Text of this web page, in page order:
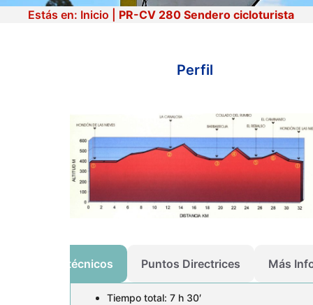
PR-CV 280 Sendero
cicloturista
Estás en: Inicio PR-CV 280 Sendero cicloturista
Perfil
Datos técnicos Puntos Directrices Más
Tiempo total: 7 h 30′